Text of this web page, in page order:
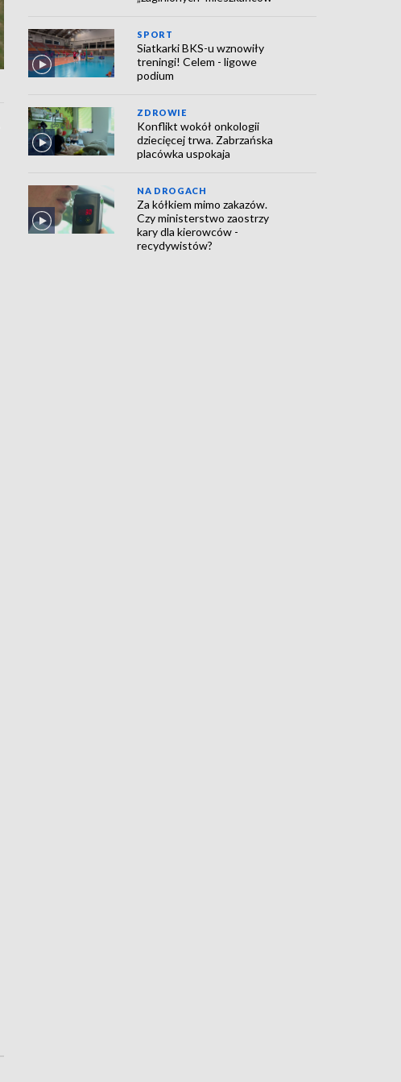
SPORT
Siatkarki BKS-u wznowiły
treningi! Celem - ligowe
podium
ZDROWIE
Konflikt wokół onkologii
dziecięcej trwa. Zabrzańska
placówka uspokaja
NA DROGACH
Za kółkiem mimo zakazów.
Czy ministerstwo zaostrzy
kary dla kierowców -
recydywistów?